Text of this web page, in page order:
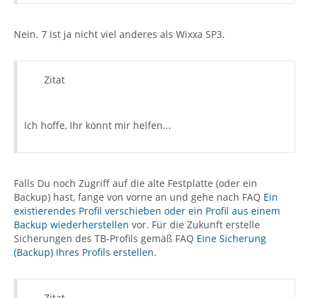
Nein. 7 ist ja nicht viel anderes als Wixxa SP3.
Zitat
Ich hoffe, Ihr könnt mir helfen...
Falls Du noch Zugriff auf die alte Festplatte (oder ein
Backup) hast, fange von vorne an und gehe nach FAQ Ein
existierendes Profil verschieben oder ein Profil aus einem
Backup wiederherstellen vor. Für die Zukunft erstelle
Sicherungen des TB-Profils gemäß FAQ Eine Sicherung
(Backup) Ihres Profils erstellen.